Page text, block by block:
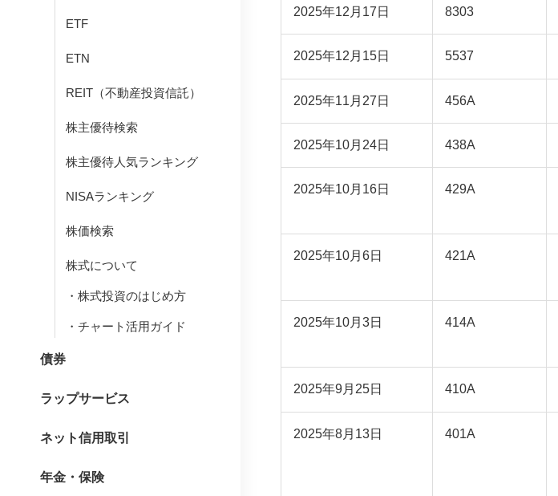
2025年12月17日 8303
2025年12月15日 5537
2025年11月27日 456A
2025年10月24日 438A
2025年10月16日 429A
2025年10月6日 421A
2025年10月3日 414A
2025年9月25日 410A
2025年8月13日 401A
ETF
ETN
REIT（不動産投資信託）
株主優待検索
株主優待人気ランキング
NISAランキング
株価検索
株式について
株式投資のはじめ方
チャート活用ガイド
債券
ラップサービス
ネット信用取引
年金・保険